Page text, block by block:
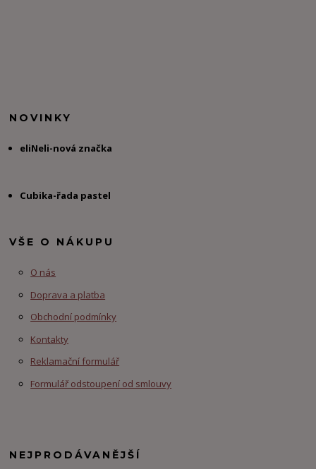
NOVINKY
eliNeli-nová značka
Cubika-řada pastel
VŠE O NÁKUPU
O nás
Doprava a platba
Obchodní podmínky
Kontakty
Reklamační formulář
Formulář odstoupení od smlouvy
NEJPRODÁVANĚJŠÍ